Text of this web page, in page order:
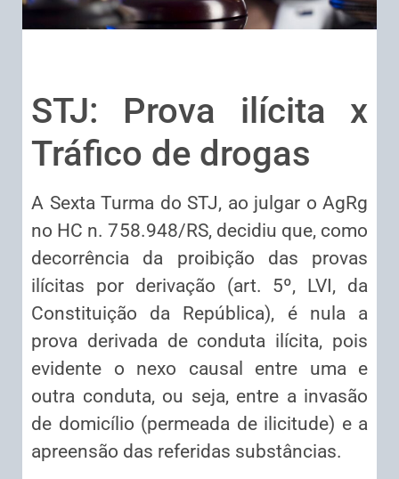
STJ: Prova ilícita x
Tráfico de drogas
A Sexta Turma do STJ, ao julgar o AgRg
no HC n. 758.948/RS, decidiu que, como
decorrência da proibição das provas
ilícitas por derivação (art. 5º, LVI, da
Constituição da República), é nula a
prova derivada de conduta ilícita, pois
evidente o nexo causal entre uma e
outra conduta, ou seja, entre a invasão
de domicílio (permeada de ilicitude) e a
apreensão das referidas substâncias.